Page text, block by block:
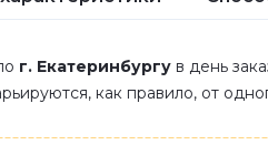
г. Екатеринбургу в день
как правило, от